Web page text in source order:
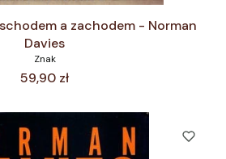
a zachodem - Norman
Davies
Znak
Cena
59,90 zł